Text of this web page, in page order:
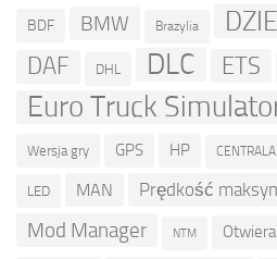
BDF BMW Brazylia
DAF DHL DLC ETS
Euro Truck
Wersja gry GPS HP CENTRALA
LED MAN Prędkość
Mod Manager NTM